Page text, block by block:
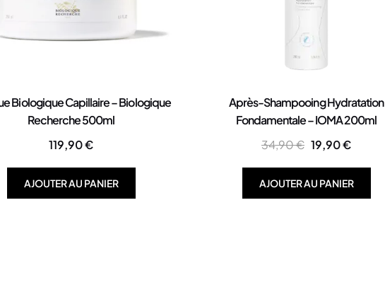
Biologique Capillaire – Biologique
Recherche 500ml
119,90€
AJOUTER AU PANIER
Après-Shampooing Hydratation
Fondamentale – IOMA 200ml
34,90€ 19,90€
AJOUTER AU PANIER